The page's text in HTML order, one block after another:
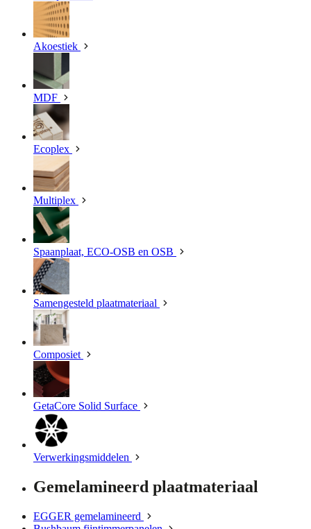
Akoestiek
MDF
Ecoplex
Multiplex
Spaanplaat, ECO-OSB en OSB
Samengesteld plaatmateriaal
Composiet
GetaCore Solid Surface
Verwerkingsmiddelen
Gemelamineerd plaatmateriaal
EGGER gemelamineerd